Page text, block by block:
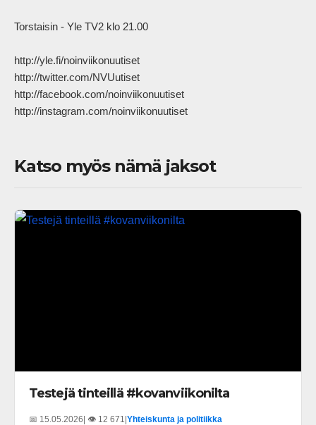
Torstaisin - Yle TV2 klo 21.00
http://yle.fi/noinviikonuutiset
http://twitter.com/NVUutiset
http://facebook.com/noinviikonuutiset
http://instagram.com/noinviikonuutiset
Katso myös nämä jaksot
Testejä tinteillä #kovanviikonilta
📅 15.05.2026| 👁️ 12 671 |Yhteiskunta ja politiikka